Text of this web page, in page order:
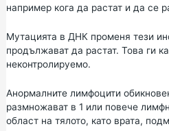
например кога да растат и да се
Мутацията в ДНК променя тези
продължават да растат. Това ги
неконтролируемо.
Анормалните лимфоцити
размножават в 1 или повече
област на тялото, като врата,